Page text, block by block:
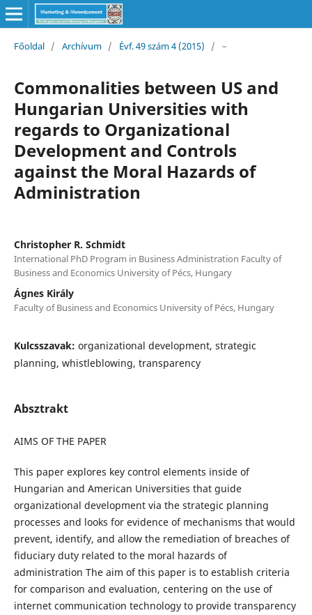
Főoldal / Archívum / Évf. 49 szám 4 (2015) / –
Commonalities between US and
Hungarian Universities with
regards to Organizational
Development and Controls
against the Moral Hazards of
Administration
Christopher R. Schmidt
International PhD Program in Business Administration Faculty of
Business and Economics University of Pécs, Hungary
Ágnes Király
Faculty of Business and Economics University of Pécs, Hungary
Kulcsszavak: organizational development, strategic
planning, whistleblowing, transparency
Absztrakt
AIMS OF THE PAPER
This paper explores key control elements inside of
Hungarian and American Universities that guide
organizational development via the strategic planning
processes and looks for evidence of mechanisms that would
prevent, identify, and allow the remediation of breaches of
fiduciary duty related to the moral hazards of
administration The aim of this paper is to establish criteria
for comparison and evaluation, centering on the use of
internet communication technology to provide transparency